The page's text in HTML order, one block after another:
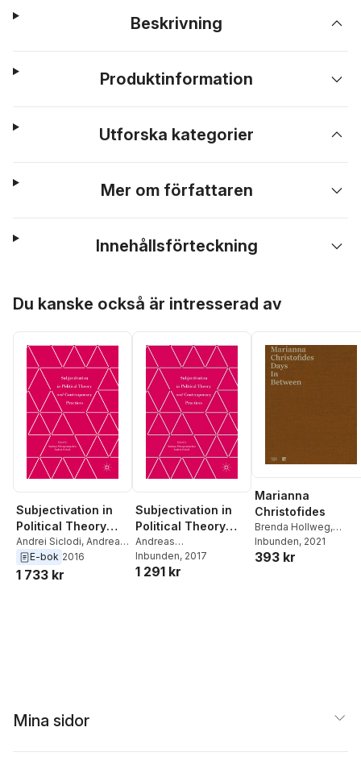
Beskrivning
Produktinformation
Utforska kategorier
Mer om författaren
Innehållsförteckning
Du kanske också är intresserad av
Subjectivation in
Political Theory
and Contemporary
Practices
Andrei Siclodi, Andreas
Oberprantacher
E-bok 2016
1 733 kr
Subjectivation in
Political Theory
and Contemporary
Practices
Andreas
Oberprantacher
Siclodi
Inbunden, 2017
1 291 kr
Marianna
Christofides
Brenda Hollweg,
Marianna Christofides
Andrei Siclodi
Inbunden, 2021
393 kr
Mina sidor